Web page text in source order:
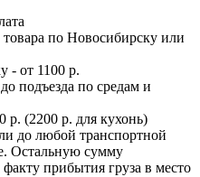
по Новосибирску или
- от 1100 р.
подъезда по средам и
р. (2200 р. для кухонь)
до любой транспортной
Остальную сумму
прибытия груза в место